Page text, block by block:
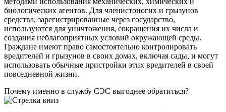
биологических агентов. Для членистоногих и грызунов
средства, зарегистрированные через государство,
используются для уничтожения, сокращения их числа и
создания неблагоприятных условий окружающей среды.
Граждане имеют право самостоятельно контролировать
вредителей и грызунов в своих домах, включая сады, и могут
использовать обычные пристройки этих вредителей в своей
повседневной жизни.
Почему именно в службу СЭС выгоднее обратиться?